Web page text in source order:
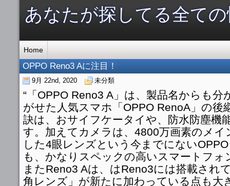
あなたが探してる全て
Home
OPPO Reno3 Aに注目！
9月 22nd, 2020 未分類
“「OPPO Reno3 A」は、製品名からも分
がせた人気スマホ「OPPO RenoA」の後
訣は、おサイフケータイや、防水防塵機
す。加えてカメラは、4800万画素のメ
した4眼レンズという今までにない
も、かなりスペックの高いスマートフ
またReno3 Aは、はReno3には搭載され
角レンズ」が新たに加わっている点も大